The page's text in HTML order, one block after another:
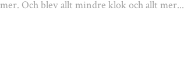
Och blev allt mindre klok och allt mer...